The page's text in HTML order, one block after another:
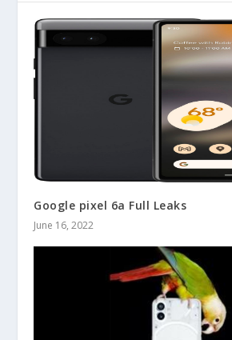
Google pixel 6a Full Leaks
June 16, 2022